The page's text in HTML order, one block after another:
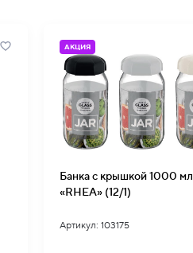
АКЦИЯ
Банка с крышкой 1000 мл
«RHEA» (12/1)
Артикул: 103175